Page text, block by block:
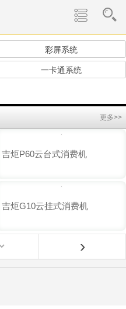
彩屏系统
一卡通系统
更多>>
吉炬P60云台式消费机
吉炬G10云挂式消费机
›